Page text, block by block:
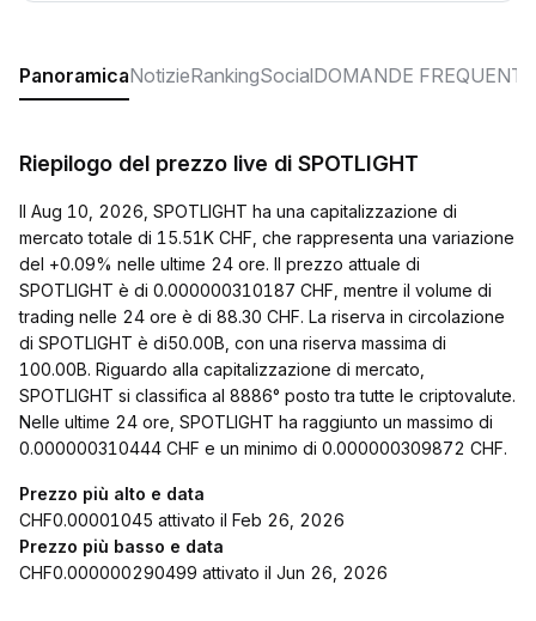
PanoramicaNotizieRankingSocialDOMANDE FREQUENTI
Riepilogo del prezzo live di SPOTLIGHT
Il Aug 10, 2026, SPOTLIGHT ha una capitalizzazione di
mercato totale di 15.51K CHF, che rappresenta una variazione
del +0.09% nelle ultime 24 ore. Il prezzo attuale di
SPOTLIGHT è di 0.000000310187 CHF, mentre il volume di
trading nelle 24 ore è di 88.30 CHF. La riserva in circolazione
di SPOTLIGHT è di50.00B, con una riserva massima di
100.00B. Riguardo alla capitalizzazione di mercato,
SPOTLIGHT si classifica al 8886° posto tra tutte le criptovalute.
Nelle ultime 24 ore, SPOTLIGHT ha raggiunto un massimo di
0.000000310444 CHF e un minimo di 0.000000309872 CHF.
Prezzo più alto e data
CHF0.00001045 attivato il Feb 26, 2026
Prezzo più basso e data
CHF0.000000290499 attivato il Jun 26, 2026